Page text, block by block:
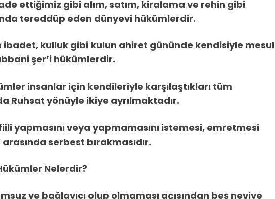
ettiğimiz gibi alım, satım, kiralama ve rehin gibi
tereddüp eden dünyevi hükümlerdir.
ibadet, kulluk gibi kulun ahiret gününde kendisiyle mesul
şer’i hükümlerdir.
insanlar için kendileriyle karşılaştıkları tüm
Ruhsat yönüyle ikiye ayrılmaktadır.
yapmasını veya yapmamasını istemesi, emretmesi
serbest bırakmasıdır.
Nelerdir?
ve bağlayıcı olup olmaması açısından beş neviye